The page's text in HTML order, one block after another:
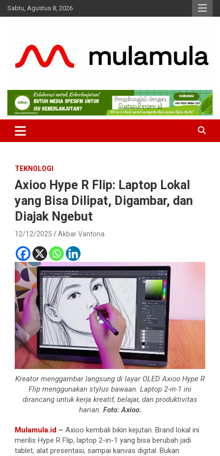
Skip
to
Sabtu, Agustus 8, 2026
MulaMula
Medianya para Gen Z
TEKNOLOGI
Axioo Hype R Flip: Laptop Lokal
yang Bisa Dilipat, Digambar, dan
Diajak Ngebut
12/12/2025 Akbar Vantona
Kreator menggambar langsung di layar OLED Axioo Hype R
Flip menggunakan stylus bawaan. Laptop 2-in-1 ini
dirancang untuk kerja kreatif, belajar, dan produktivitas
harian. Foto: Axioo.
Mulamula.id – Axioo kembali bikin kejutan. Brand lokal ini
merilis Hype R Flip, laptop 2-in-1 yang bisa berubah jadi
tablet, alat presentasi, sampai kanvas digital. Bukan